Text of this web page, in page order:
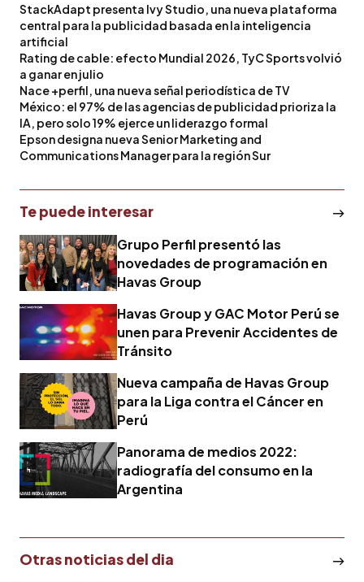
StackAdapt presenta Ivy Studio, una nueva plataforma
central para la publicidad basada en la inteligencia
artificial
Rating de cable: efecto Mundial 2026, TyC Sports volvió
a ganar en julio
Nace +perfil, una nueva señal periodística de TV
México: el 97% de las agencias de publicidad prioriza la
IA, pero solo 19% ejerce un liderazgo formal
Epson designa nueva Senior Marketing and
Communications Manager para la región Sur
Te puede interesar
Grupo Perfil presentó las
novedades de programación en
Havas Group
Havas Group y GAC Motor Perú se
unen para Prevenir Accidentes de
Tránsito
Nueva campaña de Havas Group
para la Liga contra el Cáncer en
Perú
Panorama de medios 2022:
radiografía del consumo en la
Argentina
Otras noticias del dia